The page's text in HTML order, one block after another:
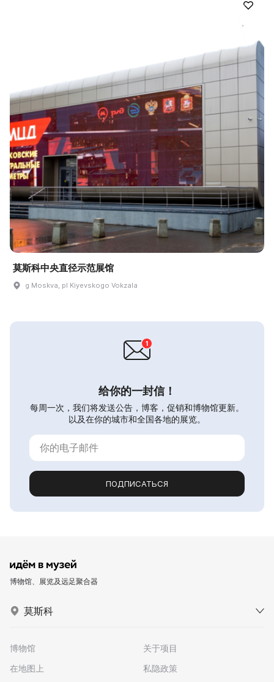
莫斯科中央直径示范展馆
g Moskva, pl Kiyevskogo Vokzala
给你的一封信！
每周一次，我们将发送公告，博客，促销和博物馆更新。
以及在你的城市和全国各地的展览。
ПОДПИСАТЬСЯ
博物馆、展览及远足聚合器
莫斯科
博物馆
在地图上
关于项目
私隐政策